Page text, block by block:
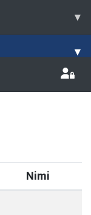
▾
▾
Nimi